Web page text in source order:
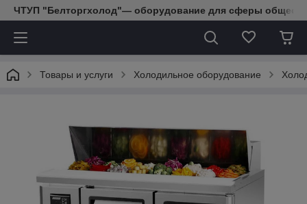
ЧТУП "Белторгхолод"— оборудование для сферы
Товары и услуги Холодильное оборудование